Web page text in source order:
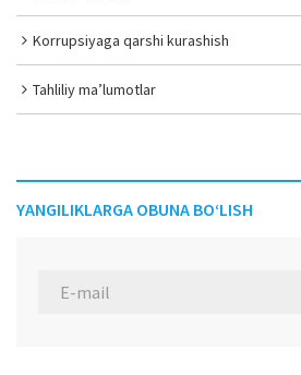
Korrupsiyaga qarshi kurashish
Tahliliy ma’lumotlar
YANGILIKLARGA OBUNA BO‘LISH